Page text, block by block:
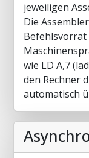
jeweiligen
Die
Befehlsvorrat
wie LD A,7
den Rechner
automatisch